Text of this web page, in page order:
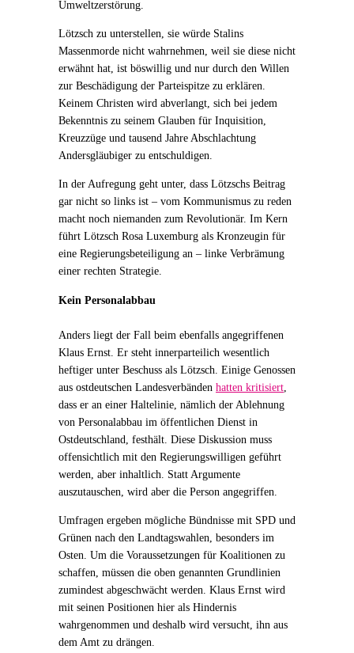
Umweltzerstörung.
Lötzsch zu unterstellen, sie würde Stalins
Massenmorde nicht wahrnehmen, weil sie diese nicht
erwähnt hat, ist böswillig und nur durch den Willen
zur Beschädigung der Parteispitze zu erklären.
Keinem Christen wird abverlangt, sich bei jedem
Bekenntnis zu seinem Glauben für Inquisition,
Kreuzzüge und tausend Jahre Abschlachtung
Andersgläubiger zu entschuldigen.
In der Aufregung geht unter, dass Lötzschs Beitrag
gar nicht so links ist – vom Kommunismus zu reden
macht noch niemanden zum Revolutionär. Im Kern
führt Lötzsch Rosa Luxemburg als Kronzeugin für
eine Regierungsbeteiligung an – linke Verbrämung
einer rechten Strategie.
Kein Personalabbau
Anders liegt der Fall beim ebenfalls angegriffenen
Klaus Ernst. Er steht innerparteilich wesentlich
heftiger unter Beschuss als Lötzsch. Einige Genossen
aus ostdeutschen Landesverbänden hatten kritisiert
dass er an einer Haltelinie, nämlich der Ablehnung
von Personalabbau im öffentlichen Dienst in
Ostdeutschland, festhält. Diese Diskussion muss
offensichtlich mit den Regierungswilligen geführt
werden, aber inhaltlich. Statt Argumente
auszutauschen, wird aber die Person angegriffen.
Umfragen ergeben mögliche Bündnisse mit SPD und
Grünen nach den Landtagswahlen, besonders im
Osten. Um die Voraussetzungen für Koalitionen zu
schaffen, müssen die oben genannten Grundlinien
zumindest abgeschwächt werden. Klaus Ernst wird
mit seinen Positionen hier als Hindernis
wahrgenommen und deshalb wird versucht, ihn aus
dem Amt zu drängen.